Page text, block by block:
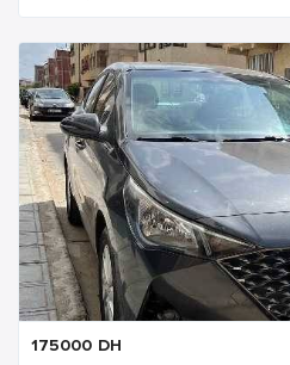
175000 DH